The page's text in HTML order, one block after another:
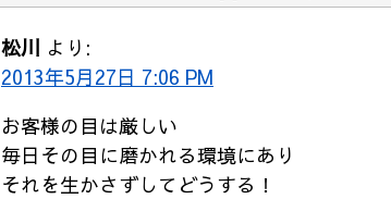
松川 より:
2013年5月27日 7:06 PM
お客様の目は厳しい
毎日その目に磨かれる環境にあり
それを生かさずしてどうする！